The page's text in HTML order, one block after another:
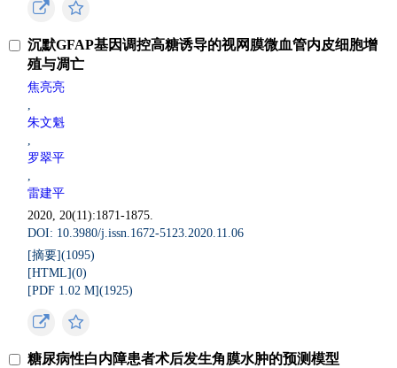
沉默GFAP基因调控高糖诱导的视网膜微血管内皮细胞增
殖与凋亡
焦亮亮
,
朱文魁
,
罗翠平
,
雷建平
2020, 20(11):1871-1875.
DOI: 10.3980/j.issn.1672-5123.2020.11.06
[摘要](1095)
[HTML](0)
[PDF 1.02 M](1925)
糖尿病性白内障患者术后发生角膜水肿的预测模型